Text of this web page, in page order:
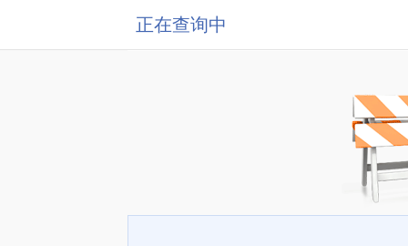
正在查询中